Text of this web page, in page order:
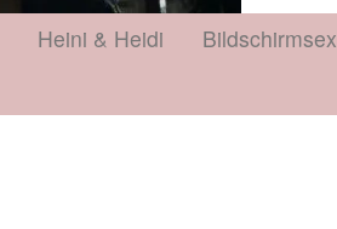
Heini & Heidi Bildschirmsex